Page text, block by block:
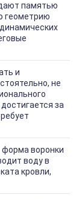
памятью
геометрию
и
не
за
форма воронки
воду в
кровли,